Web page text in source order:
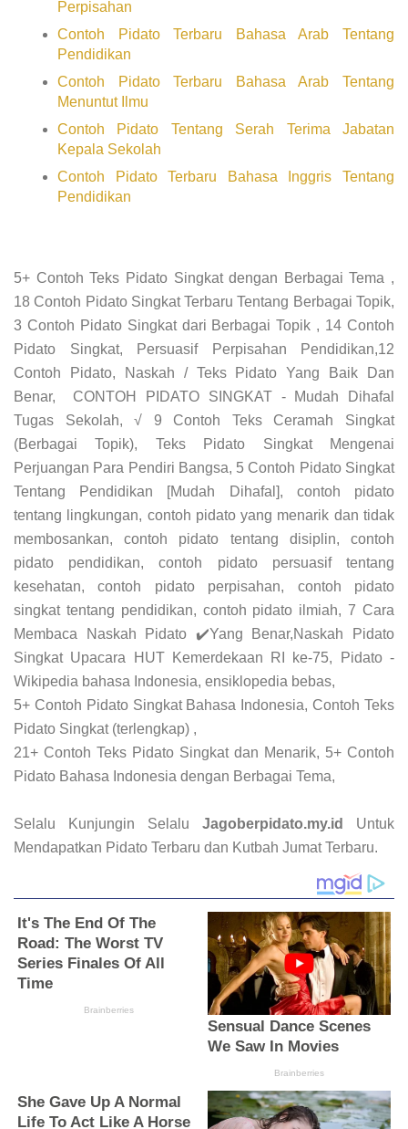
Perpisahan
Contoh Pidato Terbaru Bahasa Arab Tentang
Pendidikan
Contoh Pidato Terbaru Bahasa Arab Tentang
Menuntut Ilmu
Contoh Pidato Tentang Serah Terima Jabatan
Kepala Sekolah
Contoh Pidato Terbaru Bahasa Inggris Tentang
Pendidikan
5+ Contoh Teks Pidato Singkat dengan Berbagai Tema ,
18 Contoh Pidato Singkat Terbaru Tentang Berbagai Topik,
3 Contoh Pidato Singkat dari Berbagai Topik , 14 Contoh
Pidato Singkat, Persuasif Perpisahan Pendidikan,12
Contoh Pidato, Naskah / Teks Pidato Yang Baik Dan
Benar, CONTOH PIDATO SINGKAT - Mudah Dihafal
Tugas Sekolah, √ 9 Contoh Teks Ceramah Singkat
(Berbagai Topik), Teks Pidato Singkat Mengenai
Perjuangan Para Pendiri Bangsa, 5 Contoh Pidato Singkat
Tentang Pendidikan [Mudah Dihafal], contoh pidato
tentang lingkungan, contoh pidato yang menarik dan tidak
membosankan, contoh pidato tentang disiplin, contoh
pidato pendidikan, contoh pidato persuasif tentang
kesehatan, contoh pidato perpisahan, contoh pidato
singkat tentang pendidikan, contoh pidato ilmiah, 7 Cara
Membaca Naskah Pidato ✔️Yang Benar,Naskah Pidato
Singkat Upacara HUT Kemerdekaan RI ke-75, Pidato -
Wikipedia bahasa Indonesia, ensiklopedia bebas,
5+ Contoh Pidato Singkat Bahasa Indonesia, Contoh Teks
Pidato Singkat (terlengkap) ,
21+ Contoh Teks Pidato Singkat dan Menarik, 5+ Contoh
Pidato Bahasa Indonesia dengan Berbagai Tema,
Selalu Kunjungin Selalu Jagoberpidato.my.id
Untuk
Mendapatkan Pidato Terbaru dan Kutbah Jumat Terbaru.